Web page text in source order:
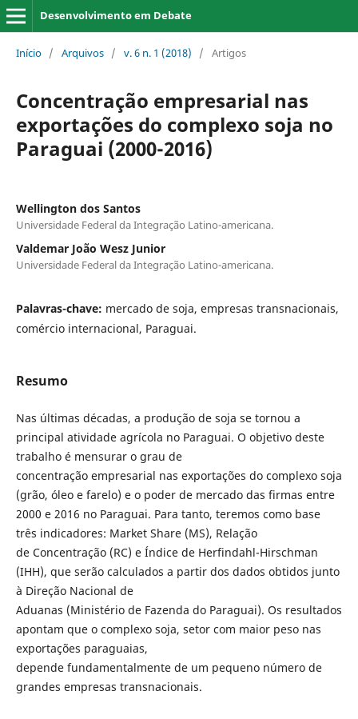
Desenvolvimento em Debate
Início / Arquivos / v. 6 n. 1 (2018) / Artigos
Concentração empresarial nas
exportações do complexo soja no
Paraguai (2000-2016)
Wellington dos Santos
Universidade Federal da Integração Latino-americana.
Valdemar João Wesz Junior
Universidade Federal da Integração Latino-americana.
Palavras-chave: mercado de soja, empresas transnacionais,
comércio internacional, Paraguai.
Resumo
Nas últimas décadas, a produção de soja se tornou a
principal atividade agrícola no Paraguai. O objetivo deste
trabalho é mensurar o grau de
concentração empresarial nas exportações do complexo soja
(grão, óleo e farelo) e o poder de mercado das firmas entre
2000 e 2016 no Paraguai. Para tanto, teremos como base
três indicadores: Market Share (MS), Relação
de Concentração (RC) e Índice de Herfindahl-Hirschman
(IHH), que serão calculados a partir dos dados obtidos junto
à Direção Nacional de
Aduanas (Ministério de Fazenda do Paraguai). Os resultados
apontam que o complexo soja, setor com maior peso nas
exportações paraguaias,
depende fundamentalmente de um pequeno número de
grandes empresas transnacionais.